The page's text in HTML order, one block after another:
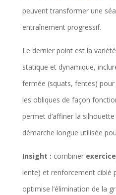
peuvent transformer une
entraînement progressif.
Le dernier point est la
statique et dynamique,
fermée (squats, fentes)
les obliques de façon
permet d’affiner la
démarche longue utilisée
Insight : combiner
lente) et renforcement ciblé
optimise l’élimination de la